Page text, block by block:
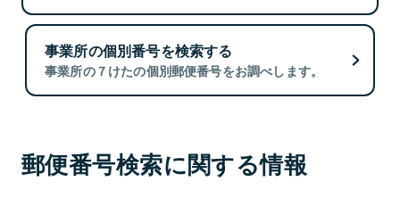
事業所の個別番号を検索する
事業所の７けたの個別郵便番号をお調べします。
郵便番号検索に関する情報